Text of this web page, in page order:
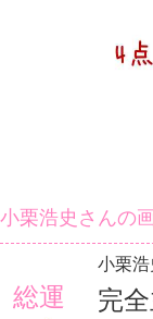
小栗浩史さんの
総運
小栗
完